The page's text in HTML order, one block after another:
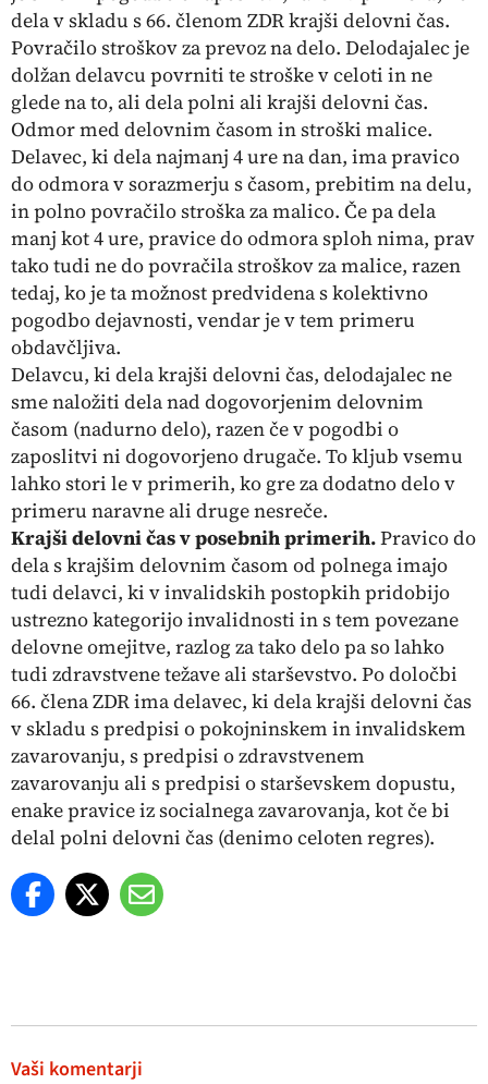
dela v skladu s 66. členom ZDR krajši delovni čas.
Povračilo stroškov za prevoz na delo. Delodajalec je
dolžan delavcu povrniti te stroške v celoti in ne
glede na to, ali dela polni ali krajši delovni čas.
Odmor med delovnim časom in stroški malice.
Delavec, ki dela najmanj 4 ure na dan, ima pravico
do odmora v sorazmerju s časom, prebitim na delu,
in polno povračilo stroška za malico. Če pa dela
manj kot 4 ure, pravice do odmora sploh nima, prav
tako tudi ne do povračila stroškov za malice, razen
tedaj, ko je ta možnost predvidena s kolektivno
pogodbo dejavnosti, vendar je v tem primeru
obdavčljiva.
Delavcu, ki dela krajši delovni čas, delodajalec ne
sme naložiti dela nad dogovorjenim delovnim
časom (nadurno delo), razen če v pogodbi o
zaposlitvi ni dogovorjeno drugače. To kljub vsemu
lahko stori le v primerih, ko gre za dodatno delo v
primeru naravne ali druge nesreče.
Krajši delovni čas v posebnih primerih.Pravico do
dela s krajšim delovnim časom od polnega imajo
tudi delavci, ki v invalidskih postopkih pridobijo
ustrezno kategorijo invalidnosti in s tem povezane
delovne omejitve, razlog za tako delo pa so lahko
tudi zdravstvene težave ali starševstvo. Po določbi
66. člena ZDR ima delavec, ki dela krajši delovni čas
v skladu s predpisi o pokojninskem in invalidskem
zavarovanju, s predpisi o zdravstvenem
zavarovanju ali s predpisi o starševskem dopustu,
enake pravice iz socialnega zavarovanja, kot če bi
delal polni delovni čas (denimo celoten regres).
Vaši komentarji